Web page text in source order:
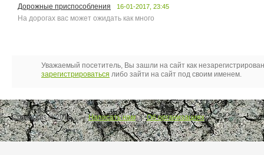
Дорожные приспособления 16-01-2017, 23:45
На дорогах вас может ожидать как много
Уважаемый посетитель, Вы зашли на сайт как
зарегистрироваться либо зайти на сайт под своим именем.
Copyrights © 2016. Написать нам | Об организациях